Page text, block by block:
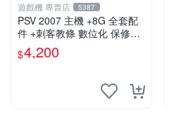
遊戲機 專賣店 5387
PSV 2007 主機 +8G 全套配
件 +刺客教條 數位化 保修一
年 品質有保障
$4,200